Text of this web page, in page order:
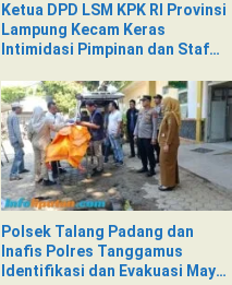
Ketua DPD LSM KPK RI Provinsi
Lampung Kecam Keras
Intimidasi Pimpinan dan Staf
Nad
Polsek Talang Padang dan
Inafis Polres Tanggamus
Identifikasi dan Evakuasi Mayat